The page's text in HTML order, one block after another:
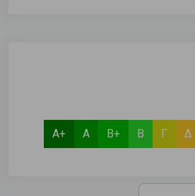
Α+ Α Β+ Β Γ Δ